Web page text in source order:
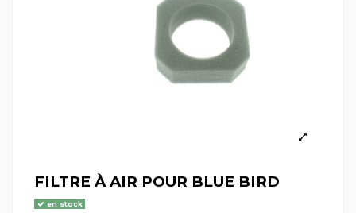
FILTRE À AIR POUR BLUE BIRD
en stock